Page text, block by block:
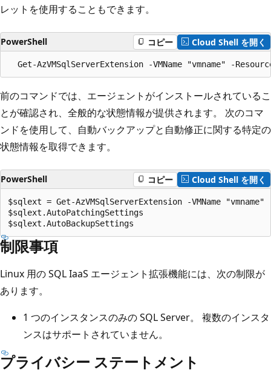
レットを使用することもできます。
PowerShell コピー Cloud Shell を開く
前のコマンドでは、エージェントがインストールされているこ
とが確認され、全般的な状態情報が提供されます。 次のコマ
ンドを使用して、自動バックアップと自動修正に関する特定の
状態情報を取得できます。
PowerShell コピー Cloud Shell を開く
$sqlext = Get-AzVMSqlServerExtension -VMName "vmname"
$sqlext.AutoPatchingSettings
制限事項
Linux 用の SQL IaaS エージェント拡張機能には、次の制限が
あります。
1 つのインスタンスのみの SQL Server。 複数のインスタ
ンスはサポートされていません。
プライバシー ステートメント